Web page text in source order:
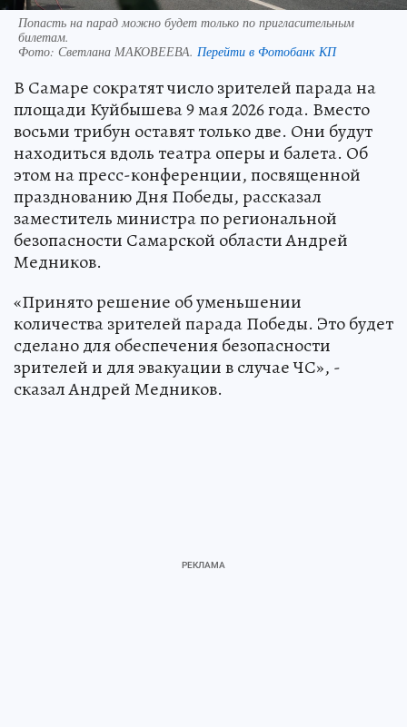
Попасть на парад можно будет только по пригласительным
билетам.
Фото: Светлана МАКОВЕЕВА. Перейти в Фотобанк КП
В Самаре сократят число зрителей парада на
площади Куйбышева 9 мая 2026 года. Вместо
восьми трибун оставят только две. Они будут
находиться вдоль театра оперы и балета. Об
этом на пресс-конференции, посвященной
празднованию Дня Победы, рассказал
заместитель министра по региональной
безопасности Самарской области Андрей
Медников.
«Принято решение об уменьшении
количества зрителей парада Победы. Это будет
сделано для обеспечения безопасности
зрителей и для эвакуации в случае ЧС», -
сказал Андрей Медников.